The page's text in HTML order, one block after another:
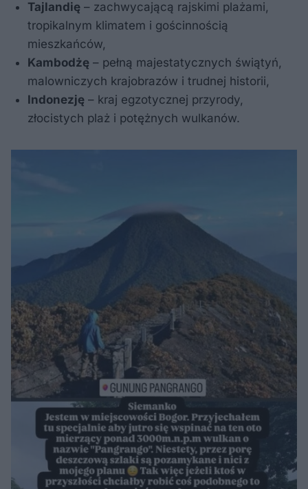
Tajlandię – zachwycającą rajskimi plażami,
tropikalnym klimatem i gościnnością
mieszkańców,
Kambodżę – pełną majestatycznych świątyń,
malowniczych krajobrazów i trudnej historii,
Indonezję – kraj egzotycznej przyrody,
złocistych plaż i potężnych wulkanów.